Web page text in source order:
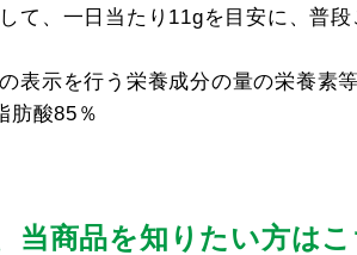
て、一日当たり11gを目安に、普
表示を行う栄養成分の量の栄養素
肪酸85％
当商品を知りたい方はこ